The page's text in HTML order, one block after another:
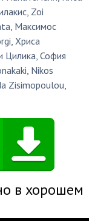
, Zoi
, Максимос
,Хриса
Цилика,София
, Nikos
Zisimopoulou,
в хорошем